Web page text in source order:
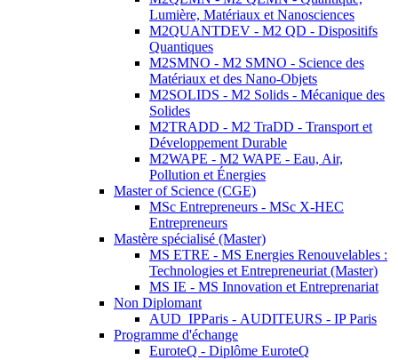
Lumière, Matériaux et Nanosciences
M2QUANTDEV - M2 QD - Dispositifs
Quantiques
M2SMNO - M2 SMNO - Science des
Matériaux et des Nano-Objets
M2SOLIDS - M2 Solids - Mécanique des
Solides
M2TRADD - M2 TraDD - Transport et
Développement Durable
M2WAPE - M2 WAPE - Eau, Air,
Pollution et Énergies
Master of Science (CGE)
MSc Entrepreneurs - MSc X-HEC
Entrepreneurs
Mastère spécialisé (Master)
MS ETRE - MS Energies Renouvelables :
Technologies et Entrepreneuriat (Master)
MS IE - MS Innovation et Entreprenariat
Non Diplomant
AUD_IPParis - AUDITEURS - IP Paris
Programme d'échange
EuroteQ - Diplôme EuroteQ